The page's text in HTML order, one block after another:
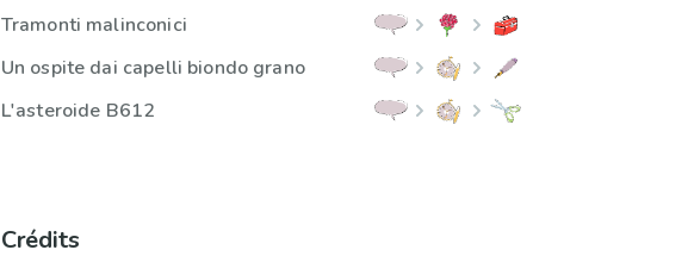
Tramonti malinconici
Un ospite dai capelli biondo grano
L'asteroide B612
Crédits